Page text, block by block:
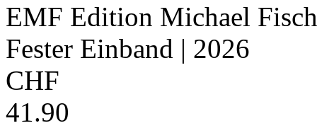
EMF Edition Michael
Fester Einband | 2026
CHF
41.90